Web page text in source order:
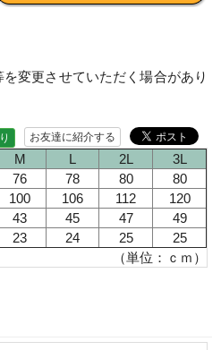
変更させていただく場合があり
お友達に紹介する
M L 2L
3L
76 78 80
80
100 106 112
120
43 45 47
49
23 24 25
25
（単位：ｃｍ）